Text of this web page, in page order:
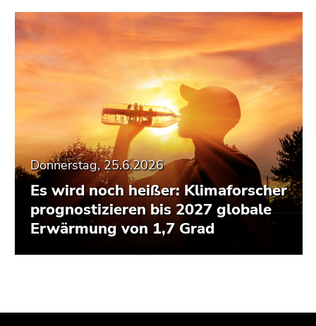
Donnerstag, 25.6.2026
Es wird noch heißer: Klimaforscher
prognostizieren bis 2027 globale
Erwärmung von 1,7 Grad
des
dieses
dieses